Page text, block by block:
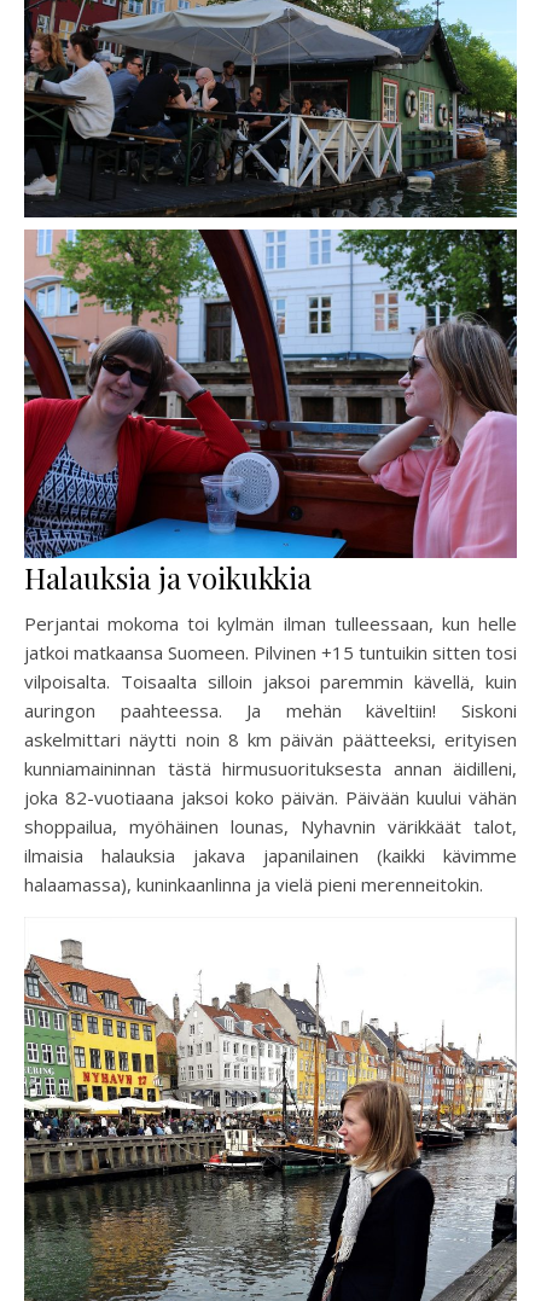
Halauksia ja voikukkia
Perjantai mokoma toi kylmän ilman tulleessaan, kun helle
jatkoi matkaansa Suomeen. Pilvinen +15 tuntuikin sitten tosi
vilpoisalta. Toisaalta silloin jaksoi paremmin kävellä, kuin
auringon paahteessa. Ja mehän käveltiin! Siskoni
askelmittari näytti noin 8 km päivän päätteeksi, erityisen
kunniamaininnan tästä hirmusuorituksesta annan äidilleni,
joka 82-vuotiaana jaksoi koko päivän. Päivään kuului vähän
shoppailua, myöhäinen lounas, Nyhavnin värikkäät talot,
ilmaisia halauksia jakava japanilainen (kaikki kävimme
halaamassa), kuninkaanlinna ja vielä pieni merenneitokin.